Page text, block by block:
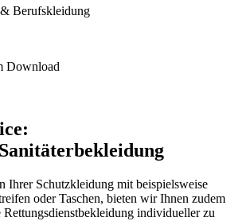
Berufskleidung
Download
Ihrer Schutzkleidung mit beispielsweise
oder Taschen, bieten wir Ihnen zudem
individueller zu